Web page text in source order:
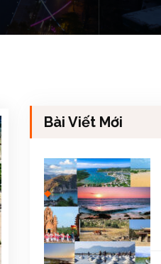
Bài Viết Mới